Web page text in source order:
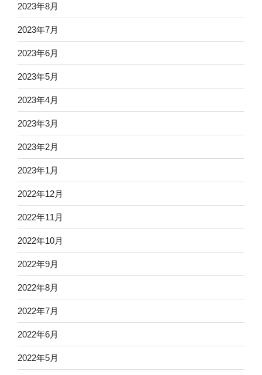
2023年8月
2023年7月
2023年6月
2023年5月
2023年4月
2023年3月
2023年2月
2023年1月
2022年12月
2022年11月
2022年10月
2022年9月
2022年8月
2022年7月
2022年6月
2022年5月